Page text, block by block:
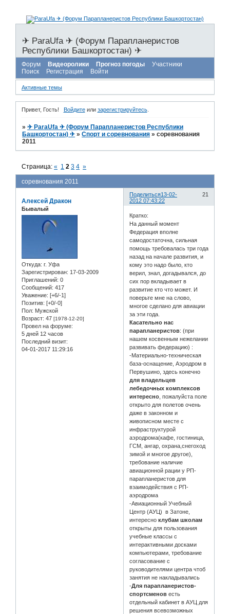
✈ ParaUfa ✈ (Форум Парапланеристов
Республики Башкортостан) ✈
Форум Видеоролики Прогноз погоды
Участники
Поиск
Регистрация Войти
Активные темы
Привет, Гость! Войдитеили зарегистрируйтесь.
»✈ ParaUfa ✈ (Форум Парапланеристов Республики
Башкортостан) ✈ »Спорт и соревнования »соревнования
2011
соревнования 2011
Страница:« 1 2 3 4 »
Поделиться 21
13-02-
2012 07:43:22
Алексей Дракон
Бывалый
Откуда: г. Уфа
Зарегистрирован: 17-03-2009
Приглашений: 0
Сообщений: 417
Уважение: [+6/-1]
Позитив: [+0/-0]
Пол: Мужской
Возраст: 47 [1978-12-20]
Провел на форуме:
5 дней 12 часов
Последний визит:
04-01-2017 11:29:16
Кратко:
На данный момент
Федерация вполне
самодостаточна, сильная
помощь требовалась три года
назад на начале развития, и
кому это надо было, кто
верил, знал, догадывался, до
сих пор вкладывает в
развитие кто что может. И
поверьте мне на слово,
многое сделано для авиации
за эти года.
Касательно нас
парапланеристов: (при
нашем косвенным нежелании
развивать федерацию) :
-Материально-техническая
база-оснащение, Аэродром в
Первушино, здесь конечно
для владельцев
лебедочных комплексов
интересно , пожалуйста поле
открыто для полетов очень
даже в законном и
живописном месте с
инфраструктурой
аэродрома(кафе, гостиница,
ГСМ, ангар, охрана,снегоход
зимой и многое другое),
требование наличие
авиационной рации у РП-
парапланеристов для
взаимодействия с РП-
аэродрома
-Авиационный Учебный
Центр (АУЦ) в Затоне,
интересноклубам школам
открыты для пользования
учебные классы с
интерактивными досками
компьютерами, требование
согласование с
руководителями центра чтоб
занятия не накладывались
-Для парапланеристов-
спортсменов есть
отдельный кабинет в АУЦ для
решения всевозможных